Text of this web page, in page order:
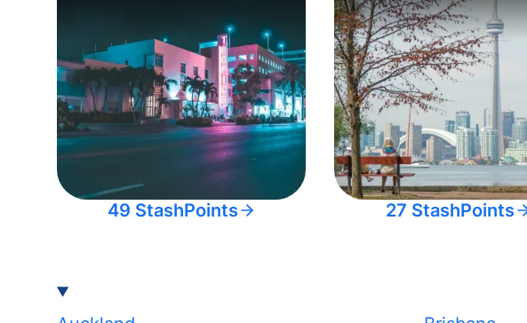
49 StashPoints 27 StashPoints